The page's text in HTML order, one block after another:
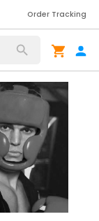
Order Tracking